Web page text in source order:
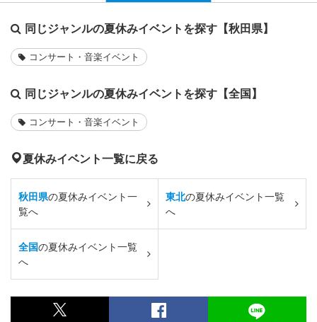
同じジャンルの夏休みイベントを探す【秋田県】
コンサート・音楽イベント
同じジャンルの夏休みイベントを探す【全国】
コンサート・音楽イベント
夏休みイベント一覧に戻る
秋田県の夏休みイベント一
覧へ
東北の夏休みイベント一覧
へ
全国の夏休みイベント一覧
へ